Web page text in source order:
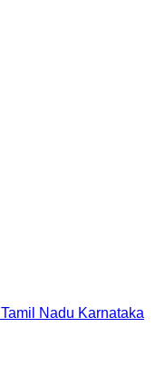
Tamil Nadu Karnataka